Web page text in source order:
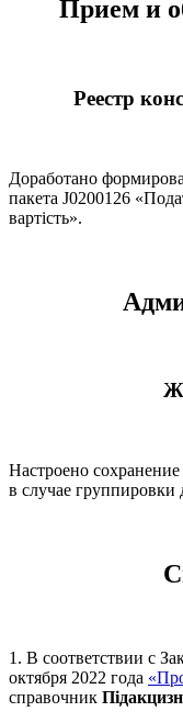
Прием и
Реестр
Доработано
пакета J0200126
вартість».
Настроено
в случае
1. В соответствии с
октября 2022 года
справочник